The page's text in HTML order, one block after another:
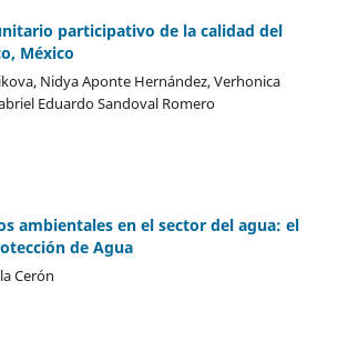
participativo de la calidad del
México
Nidya Aponte Hernández, Verhonica
Eduardo Sandoval Romero
ambientales en el sector del agua: el
de Agua
Cerón